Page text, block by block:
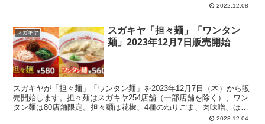
2022.12.08
スガキヤ
スガキヤ「担々麺」「ワンタン
麺」2023年12月7日販売開始
スガキヤが「担々麺」「ワンタン麺」を2023年12月7日（木）から販
売開始します。担々麺はスガキヤ254店舗（一部店舗を除く）、ワン
タン麺は80店舗限定。担々麺は花椒、4種のねりごま、肉味噌、ほう
れん草、白ネギ、を使用。ワンタン麺はつるんとした食感のチキンワ
2023.12.04